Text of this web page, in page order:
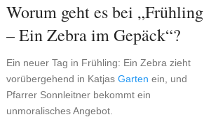
Worum geht es bei „Frühling
– Ein Zebra im Gepäck“?
Ein neuer Tag in Frühling: Ein Zebra zieht
vorübergehend in Katjas Garten ein, und
Pfarrer Sonnleitner bekommt ein
unmoralisches Angebot.